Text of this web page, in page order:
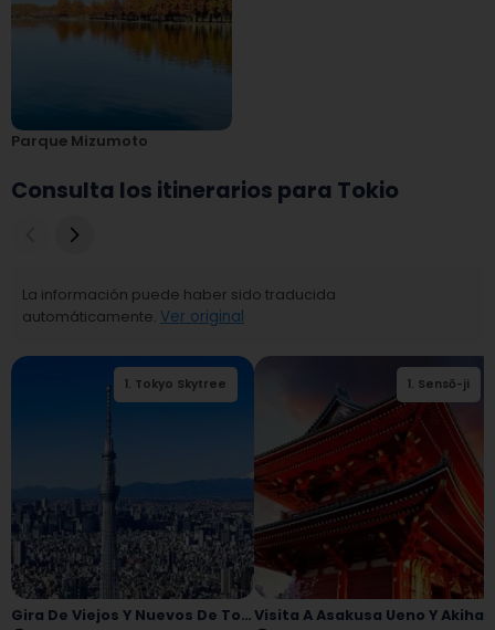
Parque Mizumoto
Consulta los itinerarios para Tokio
La información puede haber sido traducida
automáticamente. Ver original
1. Tokyo Skytree 2. Sensō-ji
Gira De Viejos Y Nuevos De Tokio
1. Sensō-ji